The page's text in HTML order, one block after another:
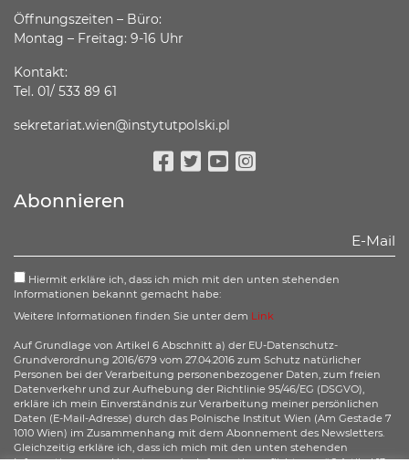
Öffnungszeiten – Büro:
Montag – Freitag: 9-16 Uhr
Kontakt:
Tel. 01/ 533 89 61
sekretariat.wien@instytutpolski.pl
Abonnieren
Hiermit erkläre ich, dass ich mich mit den unten stehenden
Informationen bekannt gemacht habe:
Weitere Informationen finden Sie unter dem Link
Auf Grundlage von Artikel 6 Abschnitt a) der EU-Datenschutz-
Grundverordnung 2016/679 vom 27.04.2016 zum Schutz natürlicher
Personen bei der Verarbeitung personenbezogener Daten, zum freien
Datenverkehr und zur Aufhebung der Richtlinie 95/46/EG (DSGVO),
erkläre ich mein Einverständnis zur Verarbeitung meiner persönlichen
Daten (E-Mail-Adresse) durch das Polnische Institut Wien (Am Gestade 7
1010 Wien) im Zusammenhang mit dem Abonnement des Newsletters.
Gleichzeitig erkläre ich, dass ich mich mit den unten stehenden
Informationen zur Umsetzung der Informationspflicht gemäß Artikel 13